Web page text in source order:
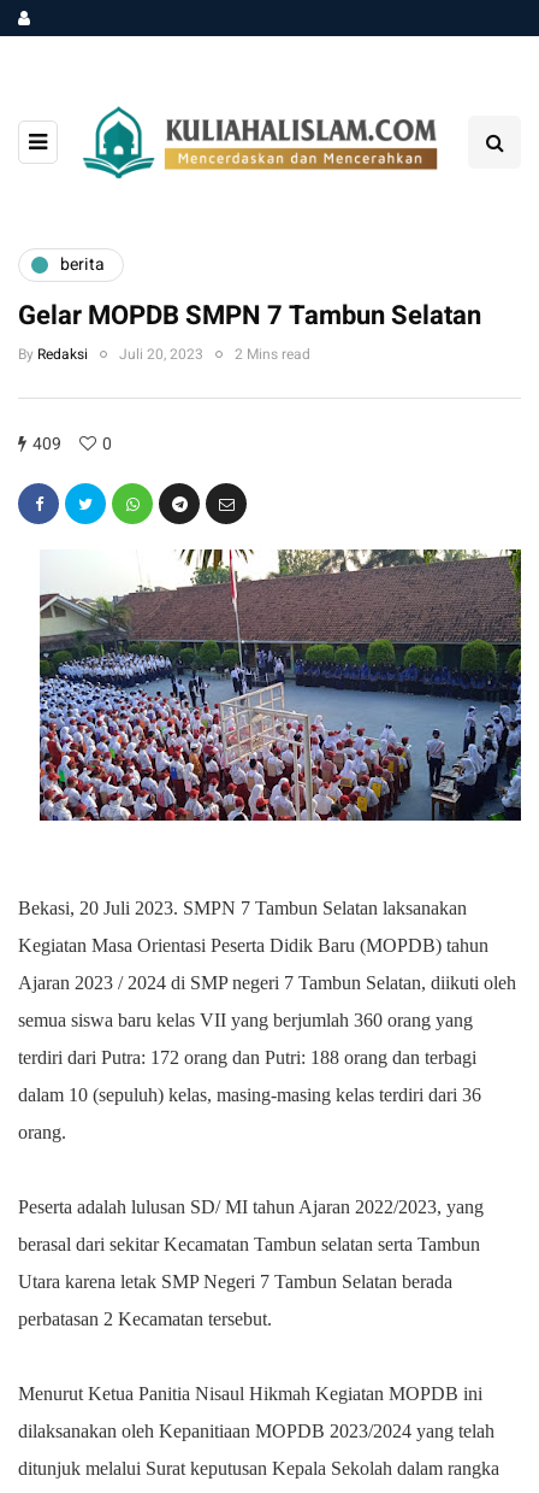
berita
Gelar MOPDB SMPN 7 Tambun Selatan
By Redaksi Juli 20, 2023 2 Mins read
409 0
Bekasi, 20 Juli 2023. SMPN 7 Tambun Selatan laksanakan
Kegiatan Masa Orientasi Peserta Didik Baru (MOPDB) tahun
Ajaran 2023 / 2024 di SMP negeri 7 Tambun Selatan, diikuti oleh
semua siswa baru kelas VII yang berjumlah 360 orang yang
terdiri dari Putra: 172 orang dan Putri: 188 orang dan terbagi
dalam 10 (sepuluh) kelas, masing-masing kelas terdiri dari 36
orang.
Peserta adalah lulusan SD/ MI tahun Ajaran 2022/2023, yang
berasal dari sekitar Kecamatan Tambun selatan serta Tambun
Utara karena letak SMP Negeri 7 Tambun Selatan berada
perbatasan 2 Kecamatan tersebut.
Menurut Ketua Panitia Nisaul Hikmah Kegiatan MOPDB ini
dilaksanakan oleh Kepanitiaan MOPDB 2023/2024 yang telah
ditunjuk melalui Surat keputusan Kepala Sekolah dalam rangka